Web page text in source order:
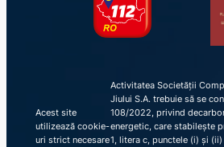
Acest site
utilizează cookie-
uri strict necesare
Activitatea Societății
Jiului S.A. trebuie să se
108/2022, privind
energetic, care stabilește
1, litera c, punctele (i) și